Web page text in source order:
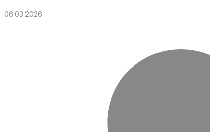
06.03.2026